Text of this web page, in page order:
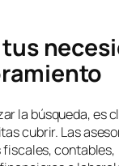
tus
la búsqueda, es
cubrir. Las
contables,